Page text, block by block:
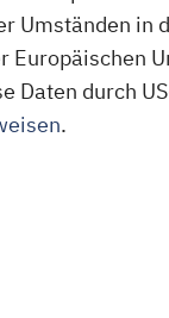
Die NBE
Kaltenkirchen
BeNEX
Linien Bad
der
Hansestadt
Umständen in
Europäischen
Daten durch
.